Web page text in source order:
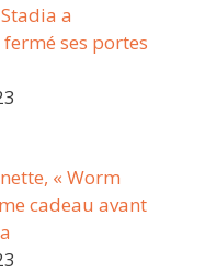
a
ses portes
« Worm
cadeau avant